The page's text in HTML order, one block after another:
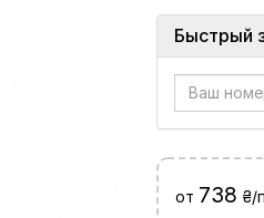
Быстрый
от 738 ₴/